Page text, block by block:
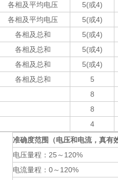
各相及平均电压 5(或4)
各相及平均电压 5(或4)
各相及总和 5(或4)
各相及总和 5(或4)
各相及总和 5(或4)
各相及总和 5
8
8
4
准确度范围（电压和电流，真有
电压量程： 25～120%
电流量程： 0～120%